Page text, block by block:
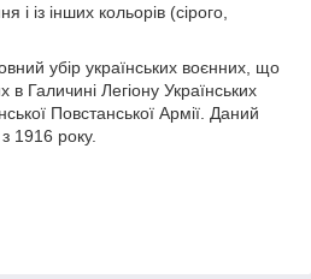
і із інших кольорів (сірого,
убір українських воєнних, що
Галичині Легіону Українських
Повстанської Армії. Даний
1916 року.